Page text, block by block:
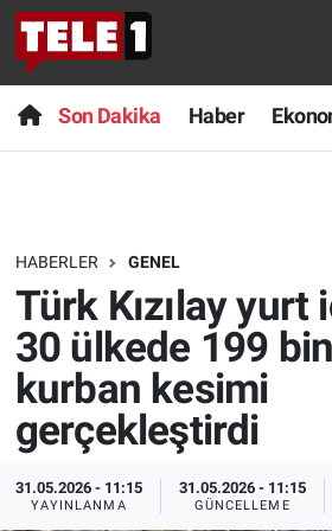
Son Dakika Haber
HABERLER GENEL
Türk Kızılay yurt
30 ülkede 199
kurban kesimi
gerçekleştirdi
31.05.2026 - 11:15
YAYINLANMA
31.05.2026 - 11:15
GÜNCELLEME
Anında Manşet
Başka Sohbetler
Bilim turu
Bilim ve Teknoloji Evreni
Doğa Konuşuyor
Dünya
Ege Saati
Son Dakika
Haber
Dünya
Teknoloji
Sağlık
Spor
Yayın Akışı
Nöbetçi Eczaneler
Hava Durumu
Trafik Durumu
Süper Lig Puan Durumu ve
Tüm Manşetler
Son Dakika Haberleri
Haber Arşivi